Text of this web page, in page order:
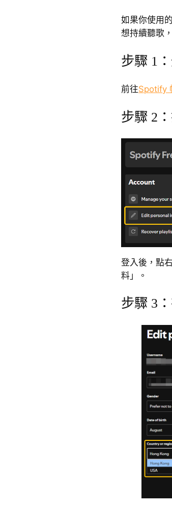
如果你使用
想持續聽歌
步驟 1
前往Spotify
步驟 2
登入後，點
料」。
步驟 3